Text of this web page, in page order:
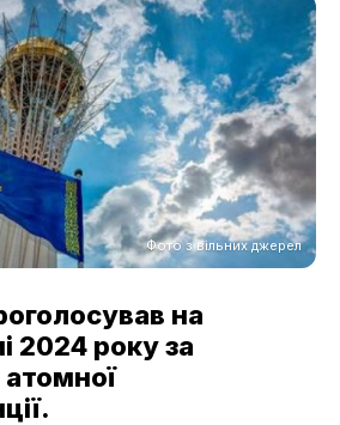
Фото з вільних джерел
на
2024 року за